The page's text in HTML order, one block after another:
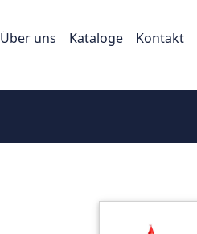
Über uns Kataloge Kontakt